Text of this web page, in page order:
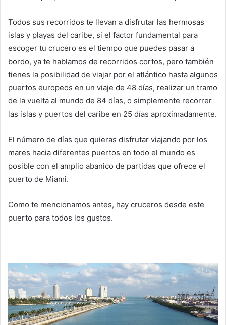
Todos sus recorridos te llevan a disfrutar las hermosas
islas y playas del caribe, si el factor fundamental para
escoger tu crucero es el tiempo que puedes pasar a
bordo, ya te hablamos de recorridos cortos, pero también
tienes la posibilidad de viajar por el atlántico hasta algunos
puertos europeos en un viaje de 48 días, realizar un tramo
de la vuelta al mundo de 84 días, o simplemente recorrer
las islas y puertos del caribe en 25 días aproximadamente.
El número de días que quieras disfrutar viajando por los
mares hacia diferentes puertos en todo el mundo es
posible con el amplio abanico de partidas que ofrece el
puerto de Miami.
Como te mencionamos antes, hay cruceros desde este
puerto para todos los gustos.